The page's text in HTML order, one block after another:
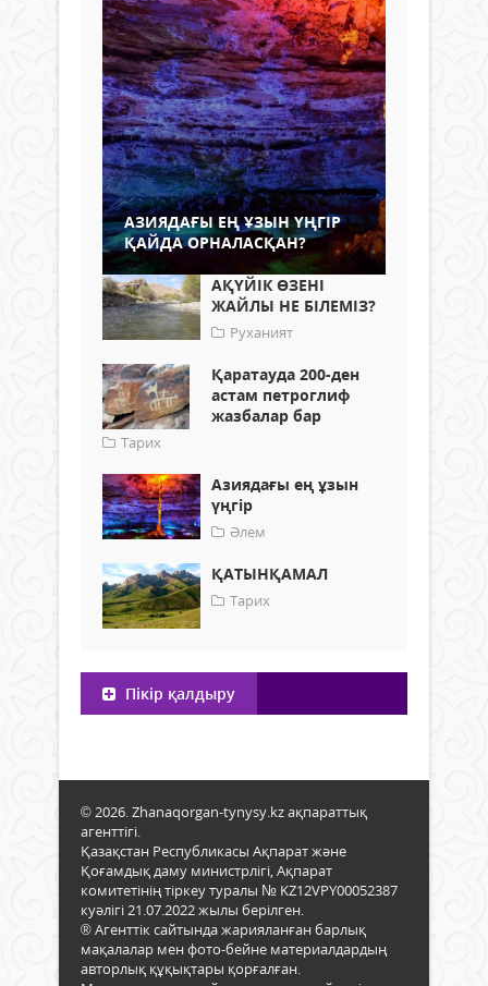
АЗИЯДАҒЫ ЕҢ ҰЗЫН ҮҢГІР
ҚАЙДА ОРНАЛАСҚАН?
АҚҮЙІК ӨЗЕНІ
ЖАЙЛЫ НЕ БІЛЕМІЗ?
Руханият
Қаратауда 200-ден
астам петроглиф
жазбалар бар
Тарих
Азиядағы ең ұзын
үңгір
Әлем
ҚАТЫНҚАМАЛ
Тарих
Пікір қалдыру
© 2026. Zhanaqorgan-tynysy.kz ақпараттық
агенттігі.
Қазақстан Республикасы Ақпарат және
Қоғамдық даму министрлігі, Ақпарат
комитетінің тіркеу туралы № KZ12VPY00052387
куәлігі 21.07.2022 жылы берілген.
® Агенттік сайтында жарияланған барлық
мақалалар мен фото-бейне материалдардың
авторлық құқықтары қорғалған.